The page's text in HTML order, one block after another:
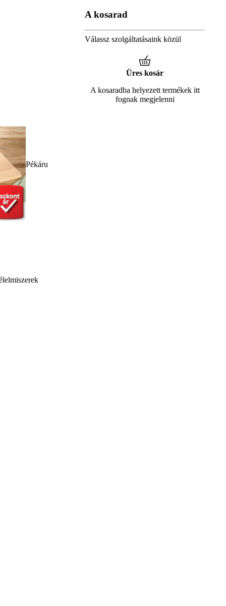
Pékáru
A kosarad
Válassz szolgáltatásaink közül
Üres kosár
A kosaradba helyezett termékek itt
fognak megjelenni